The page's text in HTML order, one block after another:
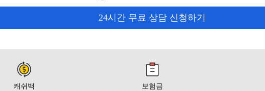
24시간 무료 상담 신청하기
캐쉬백
보험금